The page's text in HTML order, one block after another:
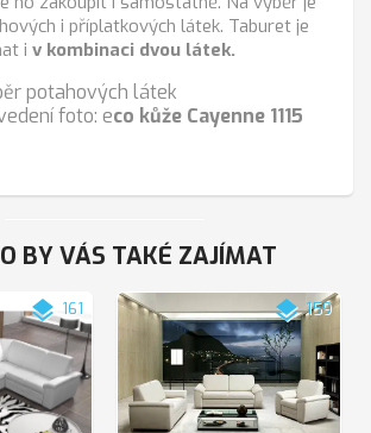
i příplatkových látek. Taburet je
i v kombinaci dvou látek.
potahových látek
foto: eco kůže Cayenne 1115
BY VÁS TAKÉ ZAJÍMAT
layers 161 layers159